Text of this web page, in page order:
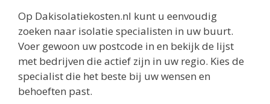
Op Dakisolatiekosten.nl kunt u eenvoudig
zoeken naar isolatie specialisten in uw buurt.
Voer gewoon uw postcode in en bekijk de lijst
met bedrijven die actief zijn in uw regio. Kies de
specialist die het beste bij uw wensen en
behoeften past.